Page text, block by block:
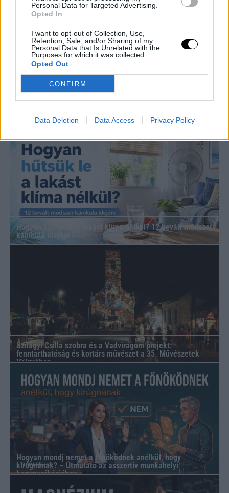
Personal Data for Targeted Advertising.
Opted In
I want to opt-out of Collection, Use,
Retention, Sale, and/or Sharing of my
Personal Data that Is Unrelated with the
Purposes for which it was collected.
Opted Out
CONFIRM
Data Deletion Data Access Privacy Policy
Magyarországon az ünnep június harmadik
vasárnapjára esik, ami 2026-ban június 21. Ezen a
napon köszöntjük az édesapákat, nagypapákat és
dédpapákat.
2. Kötelező-e ajándékot venni Apák napjára?
3. Mi a különbség a magyar és a nemzetközi
Apák napja között?
Ez is érdekelhet - tippleezz tovább
Hogyan hűtsük le a lakást klíma nélkül? 12 bevált módszer
kánikula idejére
Szilágyi Csilla szobra és a Vadvirágom projekt:
fenntarthatóság és kortárs művészet a 35. Művészetek
Völgyében
Hogyan mondj nemet a főnöködnek anélkül, hogy
kirúgnának? – Útmutató az asszertív munkahelyi
kommunikációhoz